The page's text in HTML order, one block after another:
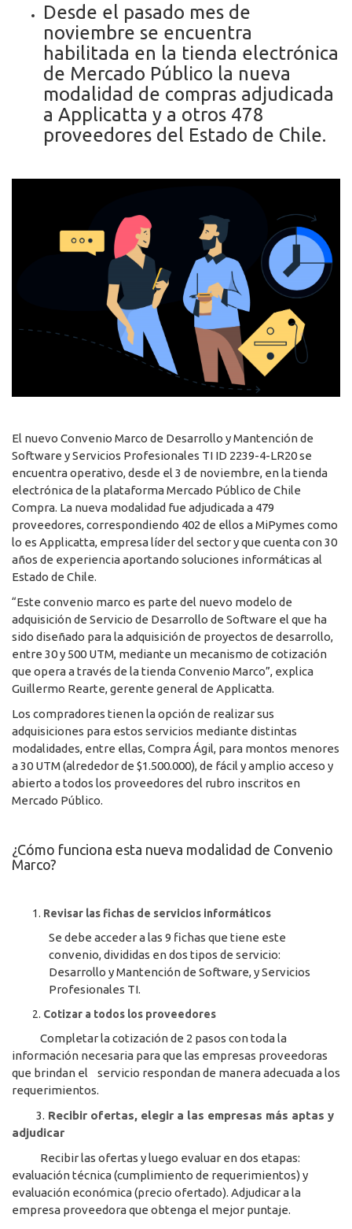
Desde el pasado mes de
noviembre se encuentra
habilitada en la tienda electrónica
de Mercado Público la nueva
modalidad de compras adjudicada
a Applicatta y a otros 478
proveedores del Estado de Chile.
El nuevo Convenio Marco de Desarrollo y Mantención de
Software y Servicios Profesionales TI ID 2239-4-LR20 se
encuentra operativo, desde el 3 de noviembre, en la tienda
electrónica de la plataforma Mercado Público de Chile
Compra. La nueva modalidad fue adjudicada a 479
proveedores, correspondiendo 402 de ellos a MiPymes como
lo es Applicatta, empresa líder del sector y que cuenta con 30
años de experiencia aportando soluciones informáticas al
Estado de Chile.
“Este convenio marco es parte del nuevo modelo de
adquisición de Servicio de Desarrollo de Software el que ha
sido diseñado para la adquisición de proyectos de desarrollo,
entre 30 y 500 UTM, mediante un mecanismo de cotización
que opera a través de la tienda Convenio Marco”, explica
Guillermo Rearte, gerente general de Applicatta.
Los compradores tienen la opción de realizar sus
adquisiciones para estos servicios mediante distintas
modalidades, entre ellas, Compra Ágil, para montos menores
a 30 UTM (alrededor de $1.500.000), de fácil y amplio acceso y
abierto a todos los proveedores del rubro inscritos en
Mercado Público.
¿Cómo funciona esta nueva modalidad de Convenio
Marco?
Revisar las fichas de servicios informáticos
Se debe acceder a las 9 fichas que tiene este
convenio, divididas en dos tipos de servicio:
Desarrollo y Mantención de Software, y Servicios
Profesionales TI.
Cotizar a todos los proveedores
Completar la cotización de 2 pasos con toda la
información necesaria para que las empresas proveedoras
que brindan el servicio respondan de manera adecuada a los
requerimientos.
3. Recibir ofertas, elegir a las empresas más aptas y
adjudicar
Recibir las ofertas y luego evaluar en dos etapas:
evaluación técnica (cumplimiento de requerimientos) y
evaluación económica (precio ofertado). Adjudicar a la
empresa proveedora que obtenga el mejor puntaje.